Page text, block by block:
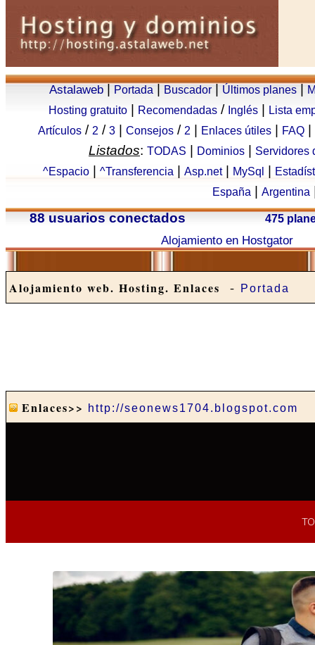
Astalaweb Portada Buscador Últimos planes
Hosting gratuito
Recomendadas / Inglés
Lista
Artículos / 2 / 3 Consejos / 2 Enlaces útiles FAQ
Listados: TODAS Dominios
Servidores
^Espacio
^Transferencia Asp.net| MySql
España
Argentina
88 usuarios conectados
475
Alojamiento en Hostgator
Alojamiento web. Hosting. Enlaces - Portada
Enlaces>> http://seonews1704.blogspot.com